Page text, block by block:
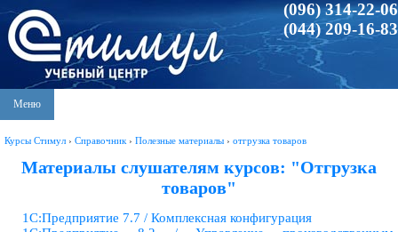
(096) 314-22-06
(044) 209-16-83
Меню
Курсы Стимул › Справочник › Полезные материалы › отгрузка товаров
Материалы слушателям курсов: "Отгрузка
товаров"
1С:Предприятие 7.7 / Комплексная конфигурация